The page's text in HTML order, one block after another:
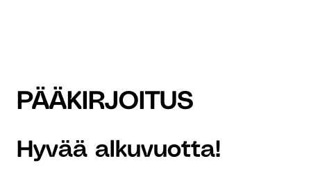
PÄÄKIRJOITUS
Hyvää alkuvuotta!